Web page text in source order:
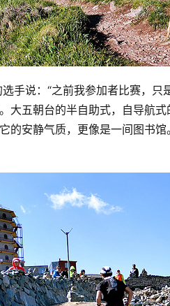
手说：“之前我参加者比赛，
大五朝台的半自助式，自导航
的安静气质，更像是一间图书